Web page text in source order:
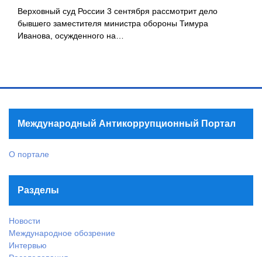
Верховный суд России 3 сентября рассмотрит дело
бывшего заместителя министра обороны Тимура
Иванова, осужденного на…
Международный Антикоррупционный Портал
О портале
Разделы
Новости
Международное обозрение
Интервью